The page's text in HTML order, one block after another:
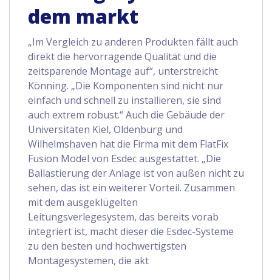
dem markt
„Im Vergleich zu anderen Produkten fällt auch
direkt die hervorragende Qualität und die
zeitsparende Montage auf“, unterstreicht
Könning. „Die Komponenten sind nicht nur
einfach und schnell zu installieren, sie sind
auch extrem robust.“ Auch die Gebäude der
Universitäten Kiel, Oldenburg und
Wilhelmshaven hat die Firma mit dem FlatFix
Fusion Model von Esdec ausgestattet. „Die
Ballastierung der Anlage ist von außen nicht zu
sehen, das ist ein weiterer Vorteil. Zusammen
mit dem ausgeklügelten
Leitungsverlegesystem, das bereits vorab
integriert ist, macht dieser die Esdec-Systeme
zu den besten und hochwertigsten
Montagesystemen, die akt